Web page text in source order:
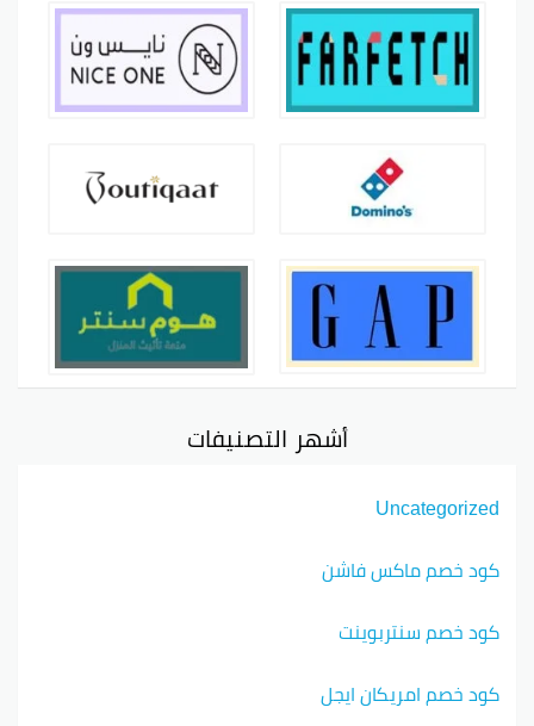
أشهر التصنيفات
Uncategorized
كود خصم ماكس فاشن
كود خصم سنتربوينت
كود خصم امريكان ايجل